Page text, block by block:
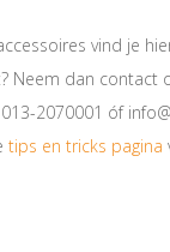
vind je
Neem dan contact
2070001 óf
tips en tricks pagina